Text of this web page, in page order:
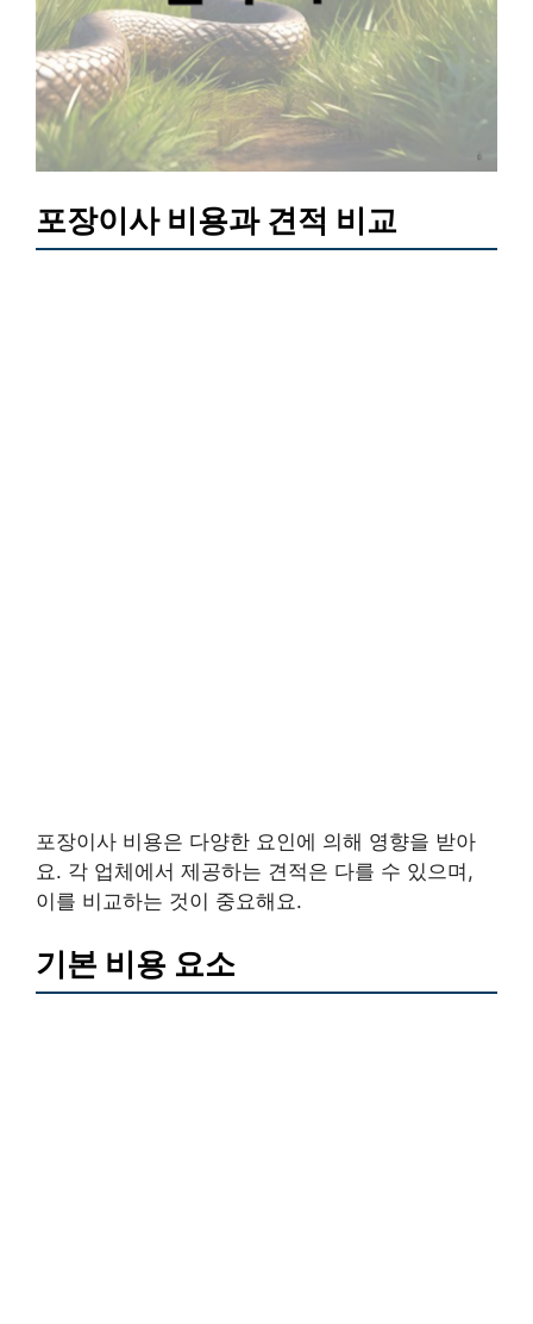
포장이사 비용과 견적 비교
포장이사 비용은 다양한 요인에 의해 영향을 받아
요. 각 업체에서 제공하는 견적은 다를 수 있으며,
이를 비교하는 것이 중요해요.
기본 비용 요소